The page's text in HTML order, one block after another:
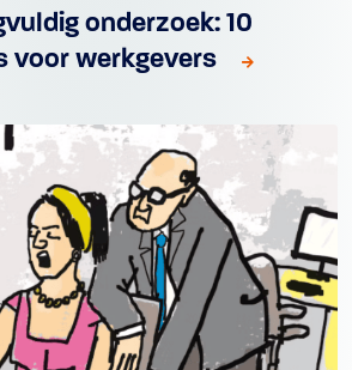
onderzoek: 10
voor werkgevers